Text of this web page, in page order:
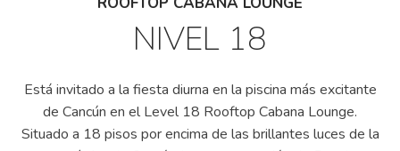
NIVEL 18
Está invitado a la fiesta diurna en la piscina más excitante
de Cancún en el Level 18 Rooftop Cabana Lounge.
Situado a 18 pisos por encima de las brillantes luces de la